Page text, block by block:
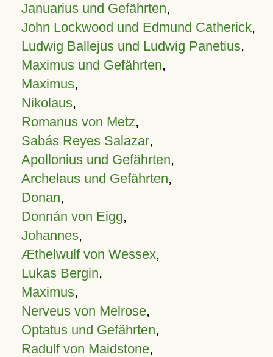
Januarius und Gefährten,
John Lockwood und Edmund Catherick,
Ludwig Ballejus und Ludwig Panetius,
Maximus und Gefährten,
Maximus,
Nikolaus,
Romanus von Metz,
Sabás Reyes Salazar,
Apollonius und Gefährten,
Archelaus und Gefährten,
Donan,
Donnán von Eigg,
Johannes,
Æthelwulf von Wessex,
Lukas Bergin,
Maximus,
Nerveus von Melrose,
Optatus und Gefährten,
Radulf von Maidstone,